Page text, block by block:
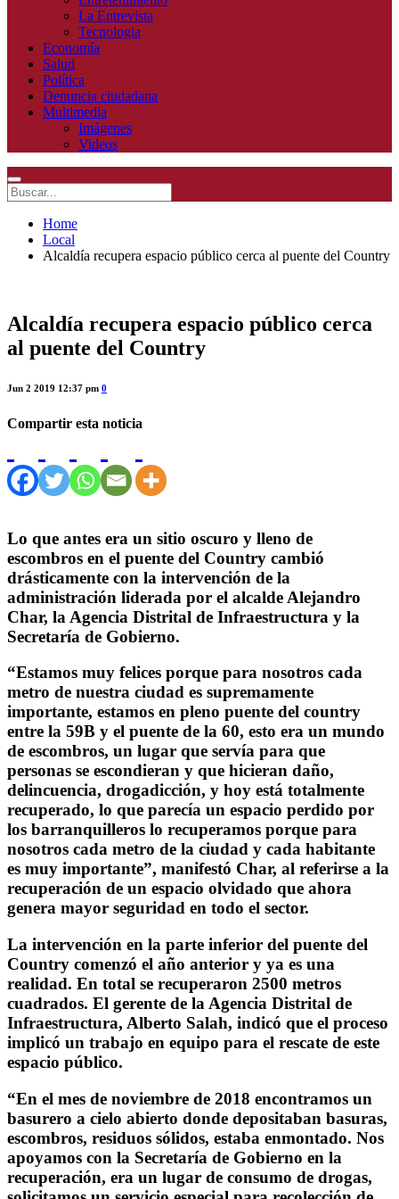
La Entrevista
Tecnologia
Economía
Salud
Política
Denuncia ciudadana
Multimedia
Imágenes
Videos
Home
Local
Alcaldía recupera espacio público cerca al puente del Country
Alcaldía recupera espacio público cerca
al puente del Country
Jun 2 2019 12:37 pm 0
Compartir esta noticia
Lo que antes era un sitio oscuro y lleno de
escombros en el puente del Country cambió
drásticamente con la intervención de la
administración liderada por el alcalde Alejandro
Char, la Agencia Distrital de Infraestructura y la
Secretaría de Gobierno.
“Estamos muy felices porque para nosotros cada
metro de nuestra ciudad es supremamente
importante, estamos en pleno puente del country
entre la 59B y el puente de la 60, esto era un mundo
de escombros, un lugar que servía para que
personas se escondieran y que hicieran daño,
delincuencia, drogadicción, y hoy está totalmente
recuperado, lo que parecía un espacio perdido por
los barranquilleros lo recuperamos porque para
nosotros cada metro de la ciudad y cada habitante
es muy importante”, manifestó Char, al referirse a la
recuperación de un espacio olvidado que ahora
genera mayor seguridad en todo el sector.
La intervención en la parte inferior del puente del
Country comenzó el año anterior y ya es una
realidad. En total se recuperaron 2500 metros
cuadrados. El gerente de la Agencia Distrital de
Infraestructura, Alberto Salah, indicó que el proceso
implicó un trabajo en equipo para el rescate de este
espacio público.
“En el mes de noviembre de 2018 encontramos un
basurero a cielo abierto donde depositaban basuras,
escombros, residuos sólidos, estaba enmontado. Nos
apoyamos con la Secretaría de Gobierno en la
recuperación, era un lugar de consumo de drogas,